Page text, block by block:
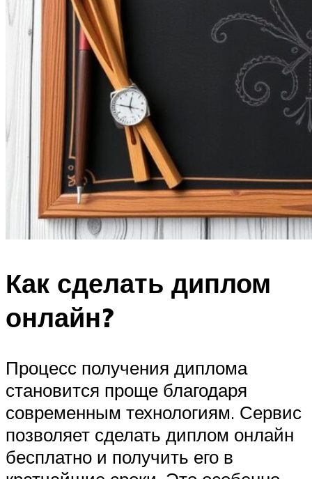
Как сделать диплом
онлайн?
Процесс получения диплома
становится проще благодаря
современным технологиям. Сервис
позволяет сделать диплом онлайн
бесплатно и получить его в